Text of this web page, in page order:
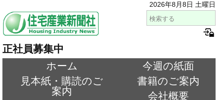
2026年8月8日 土曜日
正社員募集中
ホーム
今週の紙面
見本紙・購読のご
案内
書籍のご案内
会社概要